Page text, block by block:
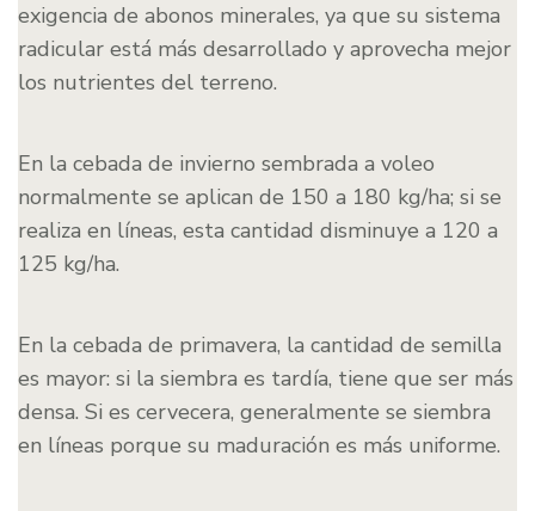
exigencia de abonos minerales, ya que su sistema
radicular está más desarrollado y aprovecha mejor
los nutrientes del terreno.
En la cebada de invierno sembrada a voleo
normalmente se aplican de 150 a 180 kg/ha; si se
realiza en líneas, esta cantidad disminuye a 120 a
125 kg/ha.
En la cebada de primavera, la cantidad de semilla
es mayor: si la siembra es tardía, tiene que ser más
densa. Si es cervecera, generalmente se siembra
en líneas porque su maduración es más uniforme.